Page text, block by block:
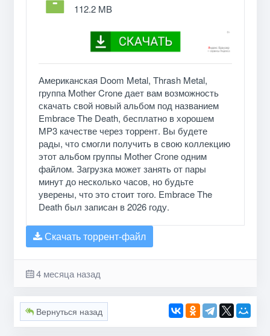
112.2 MB
Американская Doom Metal, Thrash Metal,
группа Mother Crone дает вам возможность
скачать свой новый альбом под названием
Embrace The Death, бесплатно в хорошем
MP3 качестве через торрент. Вы будете
рады, что смогли получить в свою коллекцию
этот альбом группы Mother Crone одним
файлом. Загрузка может занять от пары
минут до несколько часов, но будьте
уверены, что это стоит того. Embrace The
Death был записан в 2026 году.
Скачать торрент-файл
4 месяца назад
Вернуться назад